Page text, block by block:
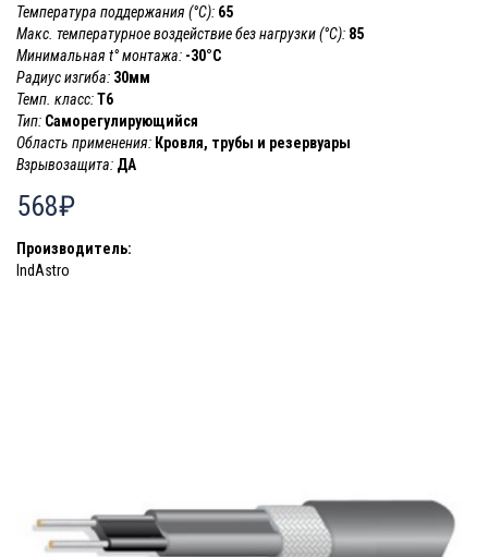
Температура поддержания (°С): 65
Макс. температурное воздействие без нагрузки (°С): 85
Минимальная t° монтажа: -30°C
Радиус изгиба: 30мм
Темп. класс:T6
Тип: Саморегулирующийся
Область применения: Кровля, трубы и резервуары
Взрывозащита: ДА
568₽
Производитель:
IndAstro